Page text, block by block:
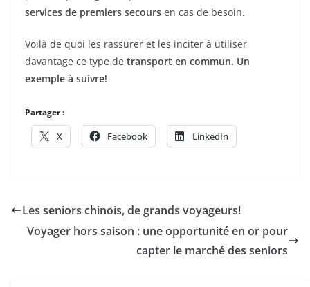
services de premiers secours en cas de besoin.
Voilà de quoi les rassurer et les inciter à utiliser
davantage ce type de transport en commun. Un
exemple à suivre!
Partager :
X Facebook LinkedIn
Les seniors chinois, de grands voyageurs!
Voyager hors saison : une opportunité en or pour
capter le marché des seniors